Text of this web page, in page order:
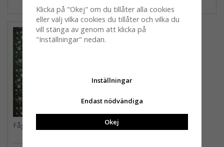
Fågelsång, metervara, grön
Klicka på "Okej" om du tillåter alla cookies
eller välj vilka cookies du tillåter och vilka du
vill stänga av genom att klicka på
"Inställningar" nedan.
Inställningar
Endast nödvändiga
Okej